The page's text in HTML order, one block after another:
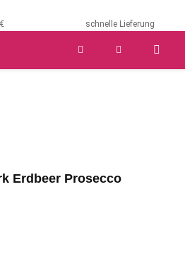
schnelle Lieferung
Erdbeer Prosecco